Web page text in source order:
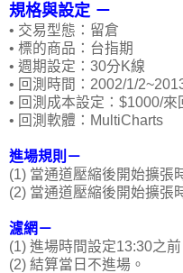
規格與設定 －
• 交易型態：留倉
• 標的商品：台指期
• 週期設定：30分K線
• 回測時間：2002/1/
• 回測成本設定：$1000/來
• 回測軟體：MultiCharts
進場規則－
(1) 當通道壓縮後開始擴張
(2) 當通道壓縮後開始擴張
濾網－
(1) 進場時間設定13:30之前
(2) 結算當日不進場。